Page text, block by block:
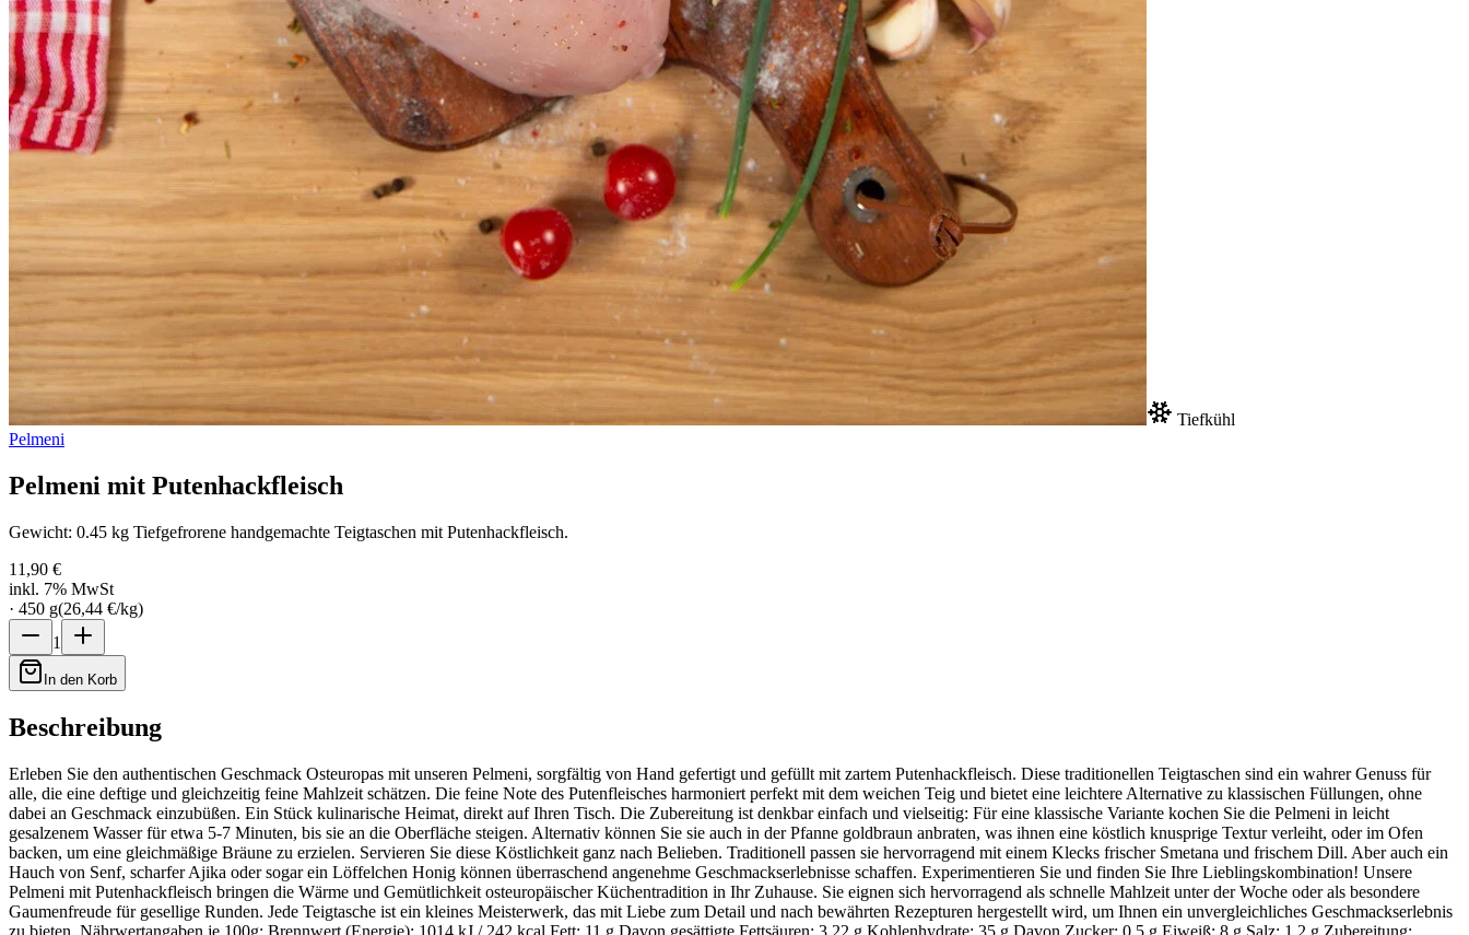
Tiefkühl
Pelmeni
Pelmeni mit Putenhackfleisch
Gewicht: 0.45 kg Tiefgefrorene handgemachte Teigtaschen mit Putenhackfleisch.
11,90 €
inkl. 7% MwSt
· 450 g(26,44 €/kg)
1
In den Korb
Beschreibung
Erleben Sie den authentischen Geschmack Osteuropas mit unseren Pelmeni, sorgfältig von Hand gefertigt und gefüllt mit zartem Putenhackfleisch. Diese traditionellen Teigtaschen sind ein wahrer Genuss für
alle, die eine deftige und gleichzeitig feine Mahlzeit schätzen. Die feine Note des Putenfleisches harmoniert perfekt mit dem weichen Teig und bietet eine leichtere Alternative zu klassischen Füllungen, ohne
dabei an Geschmack einzubüßen. Ein Stück kulinarische Heimat, direkt auf Ihren Tisch. Die Zubereitung ist denkbar einfach und vielseitig: Für eine klassische Variante kochen Sie die Pelmeni in leicht
gesalzenem Wasser für etwa 5-7 Minuten, bis sie an die Oberfläche steigen. Alternativ können Sie sie auch in der Pfanne goldbraun anbraten, was ihnen eine köstlich knusprige Textur verleiht, oder im Ofen
backen, um eine gleichmäßige Bräune zu erzielen. Servieren Sie diese Köstlichkeit ganz nach Belieben. Traditionell passen sie hervorragend mit einem Klecks frischer Smetana und frischem Dill. Aber auch ein
Hauch von Senf, scharfer Ajika oder sogar ein Löffelchen Honig können überraschend angenehme Geschmackserlebnisse schaffen. Experimentieren Sie und finden Sie Ihre Lieblingskombination! Unsere
Pelmeni mit Putenhackfleisch bringen die Wärme und Gemütlichkeit osteuropäischer Küchentradition in Ihr Zuhause. Sie eignen sich hervorragend als schnelle Mahlzeit unter der Woche oder als besondere
Gaumenfreude für gesellige Runden. Jede Teigtasche ist ein kleines Meisterwerk, das mit Liebe zum Detail und nach bewährten Rezepturen hergestellt wird, um Ihnen ein unvergleichliches Geschmackserlebnis
zu bieten. Nährwertangaben je 100g: Brennwert (Energie): 1014 kJ / 242 kcal Fett: 11 g Davon gesättigte Fettsäuren: 3,22 g Kohlenhydrate: 35 g Davon Zucker: 0,5 g Eiweiß: 8 g Salz: 1,2 g Zubereitung: